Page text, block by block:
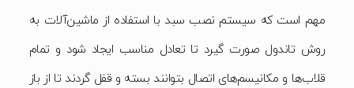
مهم است که سیستم نصب سبد با استفاده از ماشین‌آلات به
روش تاندول صورت گیرد تا تعادل مناسب ایجاد شود و تمام
قلاب‌ها و مکانیسم‌های اتصال بتوانند بسته و قفل گردند تا از باز